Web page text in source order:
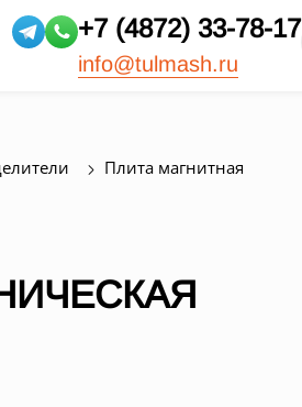
+7 (4872) 33-78-17
info@tulmash.ru
Плита магнитная